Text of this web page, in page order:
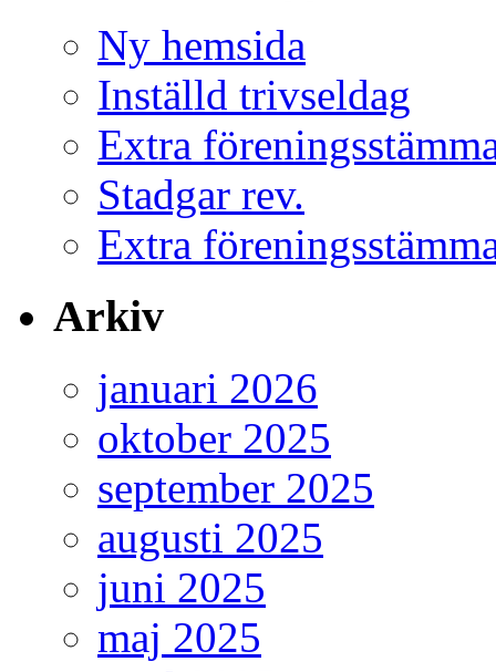
Ny hemsida
Inställd trivseldag
Extra
Stadgar rev.
Extra
Arkiv
januari 2026
oktober 2025
september 2025
augusti 2025
juni 2025
maj 2025